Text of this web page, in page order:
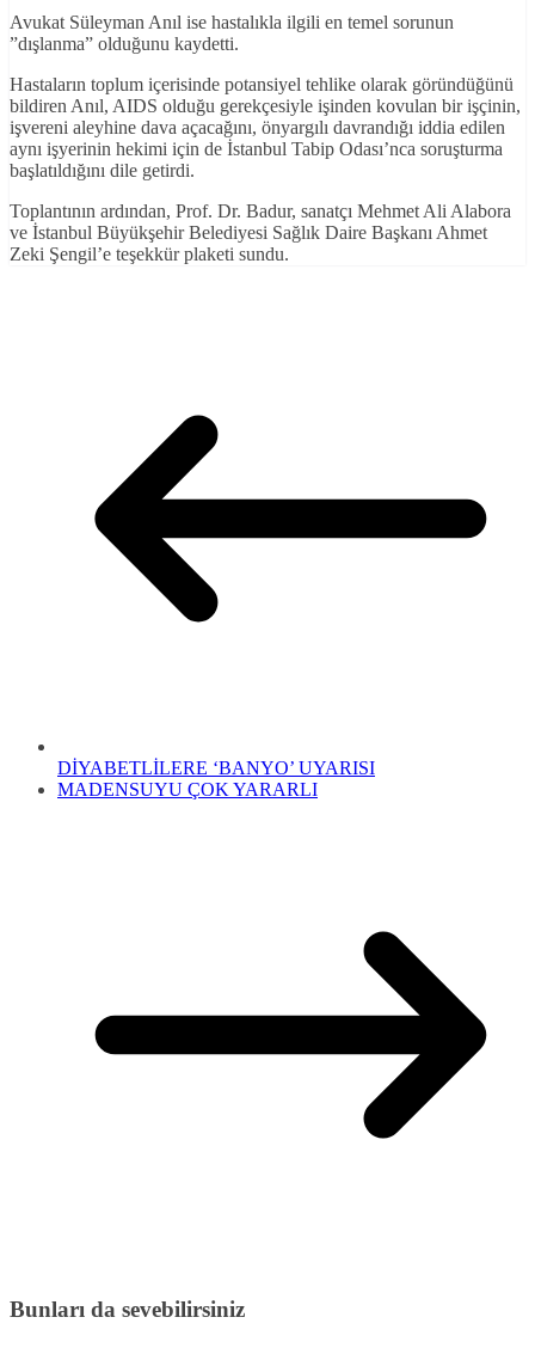
Avukat Süleyman Anıl ise hastalıkla ilgili en temel sorunun
”dışlanma” olduğunu kaydetti.
Hastaların toplum içerisinde potansiyel tehlike olarak göründüğünü
bildiren Anıl, AIDS olduğu gerekçesiyle işinden kovulan bir işçinin,
işvereni aleyhine dava açacağını, önyargılı davrandığı iddia edilen
aynı işyerinin hekimi için de İstanbul Tabip Odası’nca soruşturma
başlatıldığını dile getirdi.
Toplantının ardından, Prof. Dr. Badur, sanatçı Mehmet Ali Alabora
ve İstanbul Büyükşehir Belediyesi Sağlık Daire Başkanı Ahmet
Zeki Şengil’e teşekkür plaketi sundu.
DİYABETLİLERE ‘BANYO’ UYARISI
MADENSUYU ÇOK YARARLI
Bunları da sevebilirsiniz